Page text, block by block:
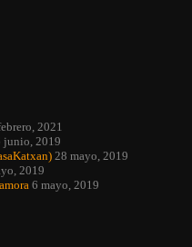
2021
junio, 2019
28 mayo, 2019
2019
6 mayo, 2019